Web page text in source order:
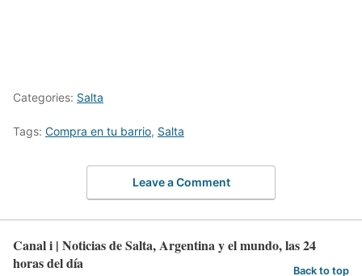
Categories: Salta
Tags: Compra en tu barrio, Salta
Leave a Comment
Canal i | Noticias de Salta, Argentina y el mundo, las 24
horas del día
Back to top